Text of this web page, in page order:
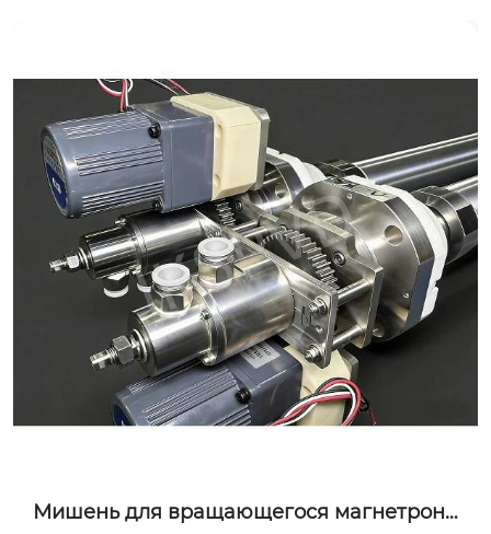
Мишень для вращающегося магнетронн